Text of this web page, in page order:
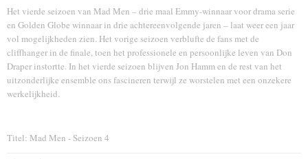
Het vierde seizoen van Mad Men – drie maal Emmy-winnaar voor drama serie
en Golden Globe winnaar in drie achtereenvolgende jaren – laat weer een jaar
vol mogelijkheden zien. Het vorige seizoen verblufte de fans met de
cliffhanger in de finale, toen het professionele en persoonlijke leven van Don
Draper instortte. In het vierde seizoen blijven Jon Hamm en de rest van het
uitzonderlijke ensemble ons fascineren terwijl ze worstelen met een onzekere
werkelijkheid.
Titel: Mad Men - Seizoen 4